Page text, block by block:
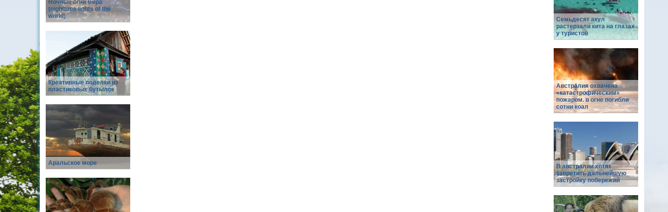
Ночные огни мира
(nighttime lights of the
world)
Креативные поделки из
пластиковых бутылок
Аральское море
Семьдесят акул
растерзали кита на глазах
у туристов
Австралия охвачена
«катастрофическим»
пожаром. в огне погибли
сотни коал
В австралии хотят
запретить дальнейшую
застройку побережий